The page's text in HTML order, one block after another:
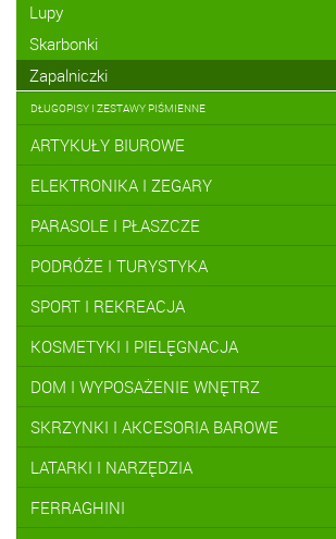
Lupy
Skarbonki
Zapalniczki
DŁUGOPISY I ZESTAWY PIŚMIENNE
ARTYKUŁY BIUROWE
ELEKTRONIKA I ZEGARY
PARASOLE I PŁASZCZE
PODRÓŻE I TURYSTYKA
SPORT I REKREACJA
KOSMETYKI I PIELĘGNACJA
DOM I WYPOSAŻENIE WNĘTRZ
SKRZYNKI I AKCESORIA BAROWE
LATARKI I NARZĘDZIA
FERRAGHINI